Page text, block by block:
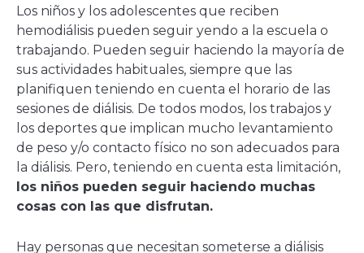
Los niños y los adolescentes que reciben
hemodiálisis pueden seguir yendo a la escuela o
trabajando. Pueden seguir haciendo la mayoría de
sus actividades habituales, siempre que las
planifiquen teniendo en cuenta el horario de las
sesiones de diálisis. De todos modos, los trabajos y
los deportes que implican mucho levantamiento
de peso y/o contacto físico no son adecuados para
la diálisis. Pero, teniendo en cuenta esta limitación,
los niños pueden seguir haciendo muchas
cosas con las que disfrutan.
Hay personas que necesitan someterse a diálisis